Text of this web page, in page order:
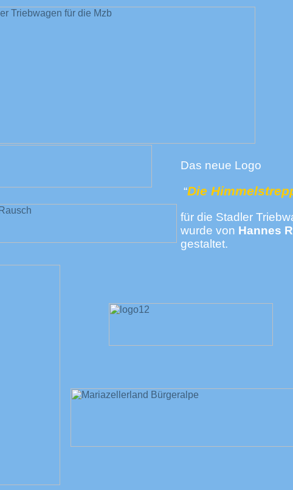
Das neue Logo
“Die
für die Stadler
wurde von Hannes
gestaltet.